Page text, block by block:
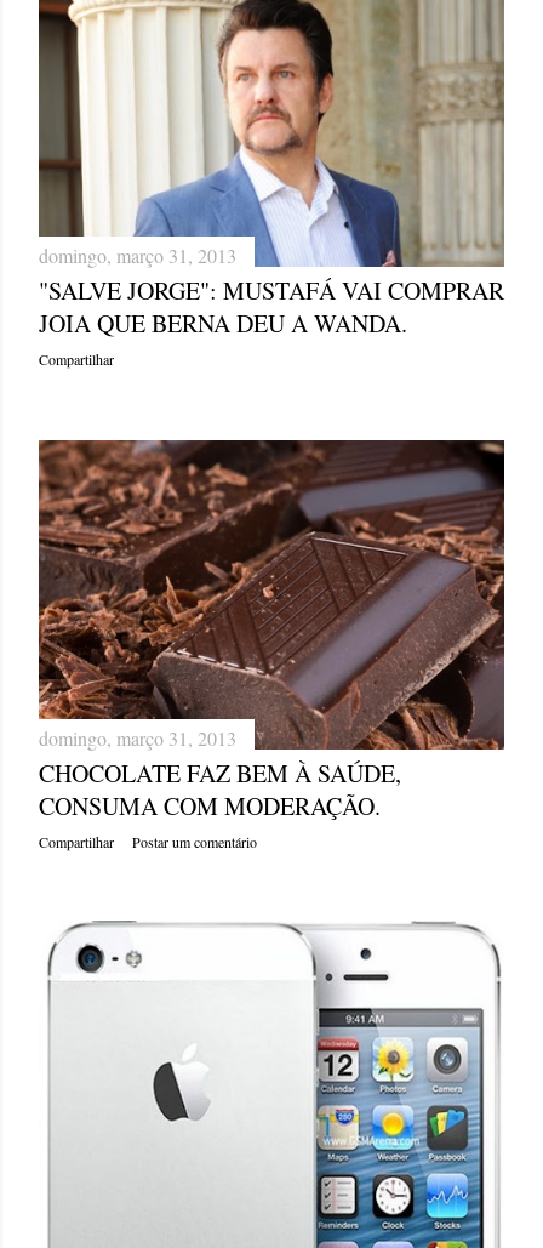
domingo, março 31, 2013
"SALVE JORGE": MUSTAFÁ VAI COMPRAR
JOIA QUE BERNA DEU A WANDA.
Compartilhar
domingo, março 31, 2013
CHOCOLATE FAZ BEM À SAÚDE,
CONSUMA COM MODERAÇÃO.
Compartilhar Postar um comentário